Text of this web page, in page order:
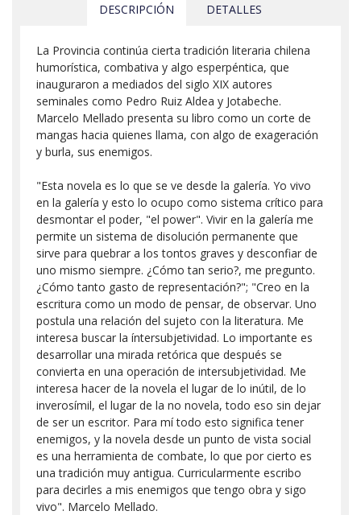
DESCRIPCIÓN DETALLES
La Provincia continúa cierta tradición literaria chilena
humorística, combativa y algo esperpéntica, que
inauguraron a mediados del siglo XIX autores
seminales como Pedro Ruiz Aldea y Jotabeche.
Marcelo Mellado presenta su libro como un corte de
mangas hacia quienes llama, con algo de exageración
y burla, sus enemigos.
"Esta novela es lo que se ve desde la galería. Yo vivo
en la galería y esto lo ocupo como sistema crítico para
desmontar el poder, "el power". Vivir en la galería me
permite un sistema de disolución permanente que
sirve para quebrar a los tontos graves y desconfiar de
uno mismo siempre. ¿Cómo tan serio?, me pregunto.
¿Cómo tanto gasto de representación?"; "Creo en la
escritura como un modo de pensar, de observar. Uno
postula una relación del sujeto con la literatura. Me
interesa buscar la íntersubjetividad. Lo importante es
desarrollar una mirada retórica que después se
convierta en una operación de intersubjetividad. Me
interesa hacer de la novela el lugar de lo inútil, de lo
inverosímil, el lugar de la no novela, todo eso sin dejar
de ser un escritor. Para mí todo esto significa tener
enemigos, y la novela desde un punto de vista social
es una herramienta de combate, lo que por cierto es
una tradición muy antigua. Curricularmente escribo
para decirles a mis enemigos que tengo obra y sigo
vivo". Marcelo Mellado.